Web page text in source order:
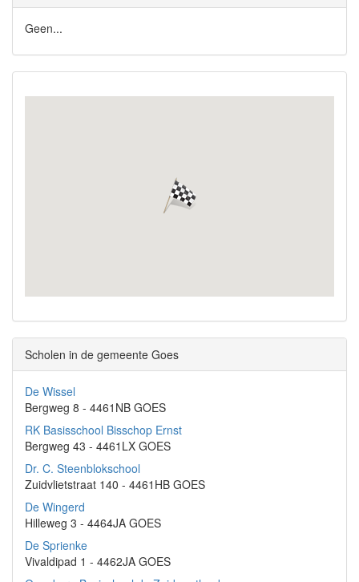
Geen...
Scholen in de gemeente Goes
De Wissel
Bergweg 8 - 4461NB GOES
RK Basisschool Bisschop Ernst
Bergweg 43 - 4461LX GOES
Dr. C. Steenblokschool
Zuidvlietstraat 140 - 4461HB GOES
De Wingerd
Hilleweg 3 - 4464JA GOES
De Sprienke
Vivaldipad 1 - 4462JA GOES